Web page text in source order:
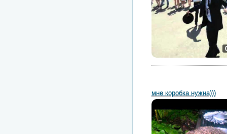
мне коробка нужна)))